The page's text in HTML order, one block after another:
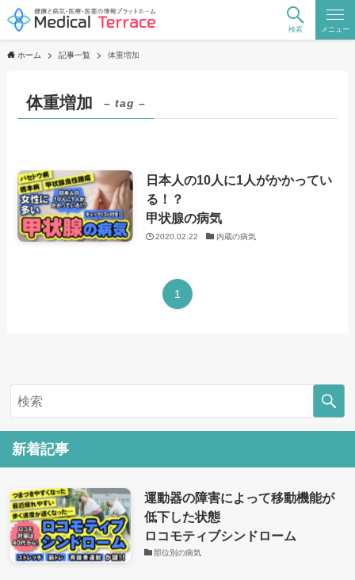
検索 メニュー
ホーム 記事一覧 体重増加
体重増加 – tag –
日本人の10人に1人がかかってい
る！？
甲状腺の病気
2020.02.22 内蔵の病気
1
新着記事
運動器の障害によって移動機能が
低下した状態
ロコモティブシンドローム
部位別の病気